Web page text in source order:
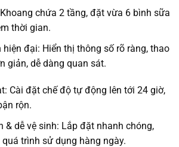
chứa 2 tầng, đặt vừa 6 bình sữa
thời gian.
hiện đại: Hiển thị thông số rõ ràng, thao
giản, dễ dàng quan sát.
Cài đặt chế độ tự động lên tới 24 giờ,
rộn.
& dễ vệ sinh: Lắp đặt nhanh chóng,
trình sử dụng hàng ngày.